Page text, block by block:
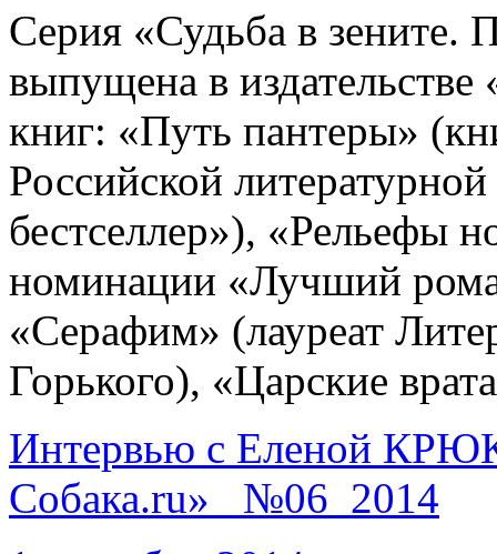
Серия «Судьба в
выпущена в
книг: «Путь пантеры»
Российской
бестселлер»), «Рельефы
номинации «Лучший
«Серафим» (лауреат
Горького), «Царские
Интервью с Еленой
Собака.ru»_ №06_2014